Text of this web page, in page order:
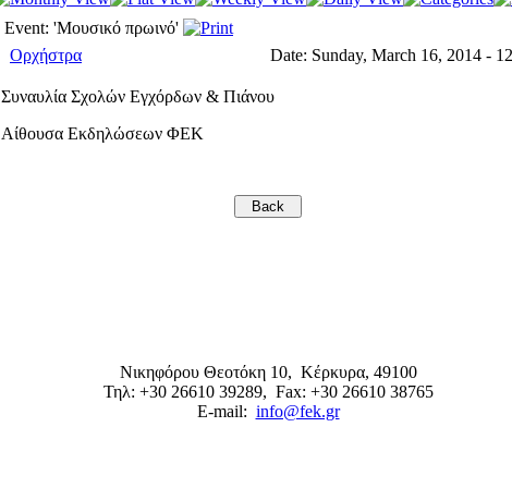
Event: 'Μουσικό πρωινό'
Ορχήστρα
Date: Sunday, March 16, 2014 -
Συναυλία Σχολών Εγχόρδων & Πιάνου
Αίθουσα Εκδηλώσεων ΦΕΚ
Νικηφόρου Θεοτόκη 10, Κέρκυρα, 49100
Τηλ: +30 26610 39289, Fax: +30 26610 38765
E-mail: info@fek.gr